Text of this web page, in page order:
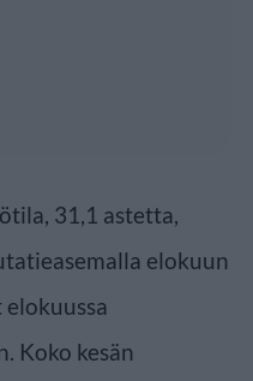
31,1 astetta,
elokuun
elokuussa
Koko kesän